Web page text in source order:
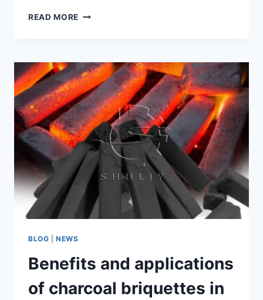
READ MORE FAQ
BRIQUETTE
PRESS
MACHINE
BLOG |NEWS
Benefits and applications
of charcoal briquettes in